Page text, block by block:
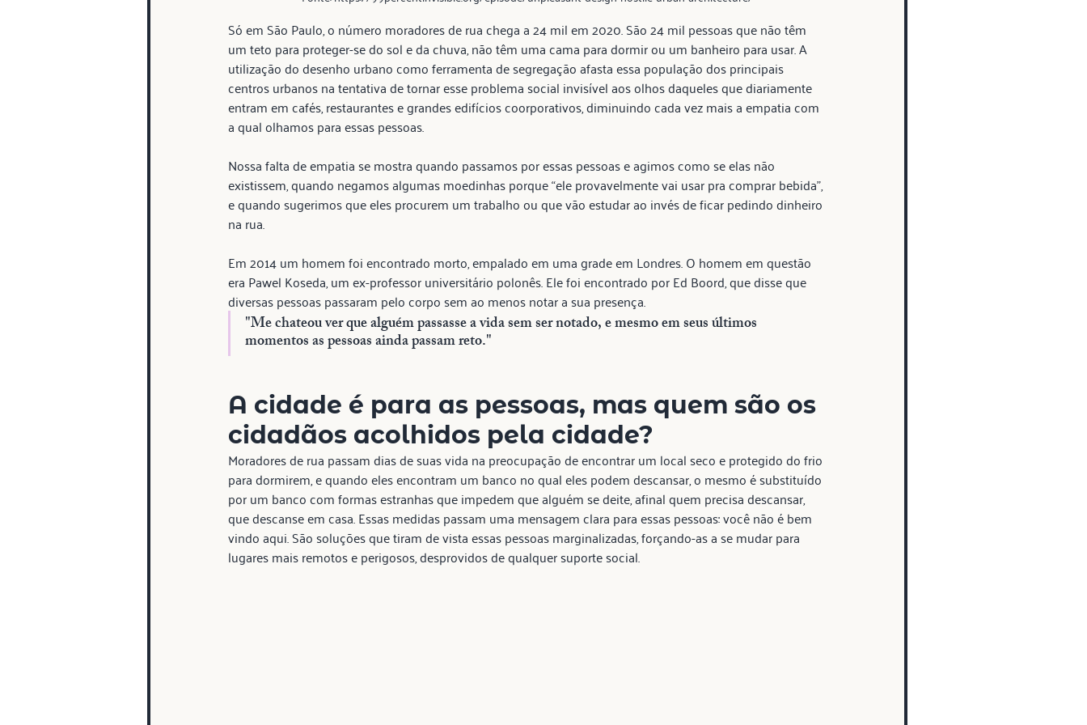
Só em São Paulo, o número moradores de rua chega a 24 mil em 2020. São 24 mil pessoas que não têm
um teto para proteger-se do sol e da chuva, não têm uma cama para dormir ou um banheiro para usar. A
utilização do desenho urbano como ferramenta de segregação afasta essa população dos principais
centros urbanos na tentativa de tornar esse problema social invisível aos olhos daqueles que diariamente
entram em cafés, restaurantes e grandes edifícios coorporativos, diminuindo cada vez mais a empatia com
a qual olhamos para essas pessoas.
Nossa falta de empatia se mostra quando passamos por essas pessoas e agimos como se elas não
existissem, quando negamos algumas moedinhas porque “ele provavelmente vai usar pra comprar bebida”,
e quando sugerimos que eles procurem um trabalho ou que vão estudar ao invés de ficar pedindo dinheiro
na rua.
Em 2014 um homem foi encontrado morto, empalado em uma grade em Londres. O homem em questão
era Pawel Koseda, um ex-professor universitário polonês. Ele foi encontrado por Ed Boord, que disse que
diversas pessoas passaram pelo corpo sem ao menos notar a sua presença.
"Me chateou ver que alguém passasse a vida sem ser notado, e mesmo em seus últimos
momentos as pessoas ainda passam reto."
A cidade é para as pessoas, mas quem são os
cidadãos acolhidos pela cidade?
Moradores de rua passam dias de suas vida na preocupação de encontrar um local seco e protegido do frio
para dormirem, e quando eles encontram um banco no qual eles podem descansar, o mesmo é substituído
por um banco com formas estranhas que impedem que alguém se deite, afinal quem precisa descansar,
que descanse em casa. Essas medidas passam uma mensagem clara para essas pessoas: você não é bem
vindo aqui. São soluções que tiram de vista essas pessoas marginalizadas, forçando-as a se mudar para
lugares mais remotos e perigosos, desprovidos de qualquer suporte social.